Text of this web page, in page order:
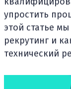
упростить
этой статье
рекрутинг и
технический